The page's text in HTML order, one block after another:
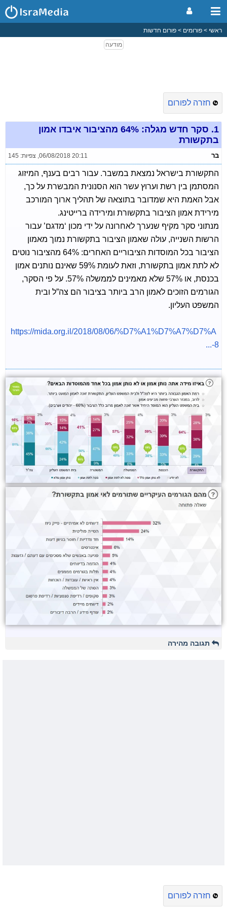
ראשי פורומים פורום חדשות
חזרה לפורום
1.
סקר חדש מגלה: 64% מהציבור איבדו אמון
בתקשורת
בר 06/08/2018 20:11
, צפיות: 145
התקשורת בישראל נמצאת במשבר. עבור רבים בענף, המיזוג
המסתמן בין רשת וערוץ עשר הוא הסנונית המבשרת על כך,
אבל האמת היא שמדובר בתוצאה של תהליך ארוך המורכב
מירידת אמון הציבור בתקשורת ומירידה ברייטינג.
מנתוני סקר מקיף שנערך לאחרונה על ידי מכון ‘מדגם’ עבור
הרשות השנייה, עולה שאמון הציבור בתקשורת נמוך מאמון
הציבור בכל המוסדות הציבוריים האחרים: 64% מהציבור נוטים
לא לתת אמון בתקשורת, וזאת לעומת 59% שאינם נותנים אמון
בכנסת, או 57% שלא מאמינים לממשלה 57%. על פי הסקר,
הגורמים הזוכים לאמון הרב ביותר בציבור הם צה”ל ובית
המשפט העליון.
https://mida.org.il/2018/08/06/%D7%A1%D7%A7%D7%A
8-...
תגובה מהירה
חזרה לפורום